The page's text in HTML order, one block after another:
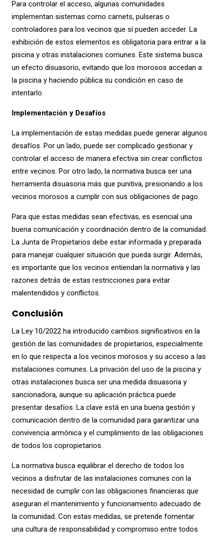
Para controlar el acceso, algunas comunidades
implementan sistemas como carnets, pulseras o
controladores para los vecinos que sí pueden acceder. La
exhibición de estos elementos es obligatoria para entrar a la
piscina y otras instalaciones comunes. Este sistema busca
un efecto disuasorio, evitando que los morosos accedan a
la piscina y haciendo pública su condición en caso de
intentarlo.
Implementación y Desafíos
La implementación de estas medidas puede generar algunos
desafíos. Por un lado, puede ser complicado gestionar y
controlar el acceso de manera efectiva sin crear conflictos
entre vecinos. Por otro lado, la normativa busca ser una
herramienta disuasoria más que punitiva, presionando a los
vecinos morosos a cumplir con sus obligaciones de pago.
Para que estas medidas sean efectivas, es esencial una
buena comunicación y coordinación dentro de la comunidad.
La Junta de Propietarios debe estar informada y preparada
para manejar cualquier situación que pueda surgir. Además,
es importante que los vecinos entiendan la normativa y las
razones detrás de estas restricciones para evitar
malentendidos y conflictos.
Conclusión
La Ley 10/2022 ha introducido cambios significativos en la
gestión de las comunidades de propietarios, especialmente
en lo que respecta a los vecinos morosos y su acceso a las
instalaciones comunes. La privación del uso de la piscina y
otras instalaciones busca ser una medida disuasoria y
sancionadora, aunque su aplicación práctica puede
presentar desafíos. La clave está en una buena gestión y
comunicación dentro de la comunidad para garantizar una
convivencia armónica y el cumplimiento de las obligaciones
de todos los copropietarios.
La normativa busca equilibrar el derecho de todos los
vecinos a disfrutar de las instalaciones comunes con la
necesidad de cumplir con las obligaciones financieras que
aseguran el mantenimiento y funcionamiento adecuado de
la comunidad. Con estas medidas, se pretende fomentar
una cultura de responsabilidad y compromiso entre todos